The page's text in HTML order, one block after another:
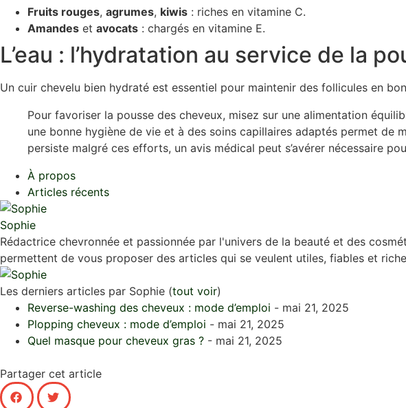
Fruits rouges, agrumes, kiwis : riches en vitamine C.
Amandes et avocats : chargés en vitamine E.
L’eau : l’hydratation au service de la
Un cuir chevelu bien hydraté est essentiel pour maintenir des follicules en
Pour favoriser la pousse des cheveux, misez sur une alimentation
une bonne hygiène de vie et à des soins capillaires adaptés permet de
persiste malgré ces efforts, un avis médical peut s’avérer nécessaire
À propos
Articles récents
Sophie
Rédactrice chevronnée et passionnée par l'univers de la beauté et des
permettent de vous proposer des articles qui se veulent utiles, fiables et
Les derniers articles par Sophie (tout voir)
Reverse-washing des cheveux : mode d’emploi - mai 21, 2025
Plopping cheveux : mode d’emploi - mai 21, 2025
Quel masque pour cheveux gras ? - mai 21, 2025
Partager cet article